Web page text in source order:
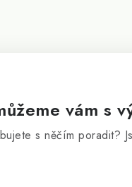
vám s
s něčím poradit?